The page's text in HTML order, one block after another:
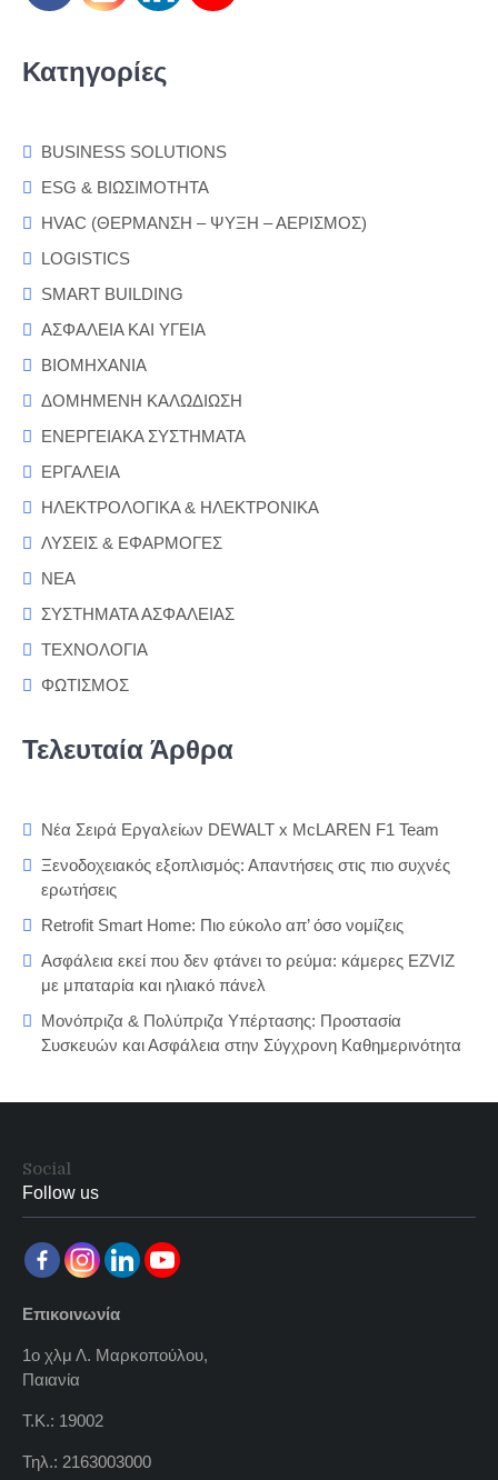
Κατηγορίες
BUSINESS SOLUTIONS
ESG & ΒΙΩΣΙΜΟΤΗΤΑ
HVAC (ΘΕΡΜΑΝΣΗ – ΨΥΞΗ – ΑΕΡΙΣΜΟΣ)
LOGISTICS
SMART BUILDING
ΑΣΦΑΛΕΙΑ ΚΑΙ ΥΓΕΙΑ
ΒΙΟΜΗΧΑΝΙΑ
ΔΟΜΗΜΕΝΗ ΚΑΛΩΔΙΩΣΗ
ΕΝΕΡΓΕΙΑΚΑ ΣΥΣΤΗΜΑΤΑ
ΕΡΓΑΛΕΙΑ
ΗΛΕΚΤΡΟΛΟΓΙΚΑ & ΗΛΕΚΤΡΟΝΙΚΑ
ΛΥΣΕΙΣ & ΕΦΑΡΜΟΓΕΣ
ΝΕΑ
ΣΥΣΤΗΜΑΤΑ ΑΣΦΑΛΕΙΑΣ
ΤΕΧΝΟΛΟΓΙΑ
ΦΩΤΙΣΜΟΣ
Τελευταία Άρθρα
Νέα Σειρά Εργαλείων DEWALT x McLAREN F1 Team
Ξενοδοχειακός εξοπλισμός: Απαντήσεις στις πιο συχνές
ερωτήσεις
Retrofit Smart Home: Πιο εύκολο απ’ όσο νομίζεις
Ασφάλεια εκεί που δεν φτάνει το ρεύμα: κάμερες EZVIZ
με μπαταρία και ηλιακό πάνελ
Μονόπριζα & Πολύπριζα Υπέρτασης: Προστασία
Συσκευών και Ασφάλεια στην Σύγχρονη Καθημερινότητα
Social
Follow us
Επικοινωνία
1ο χλμ Λ. Μαρκοπούλου,
Παιανία
Τ.Κ.: 19002
Τηλ.: 2163003000